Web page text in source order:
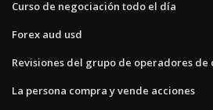
Curso de negociación todo el día
Forex aud usd
Revisiones del grupo de operadores de
La persona compra y vende acciones